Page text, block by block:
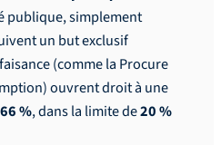
publique, simplement
un but exclusif
(comme la Procure
ouvrent droit à une
%, dans la limite de20 %